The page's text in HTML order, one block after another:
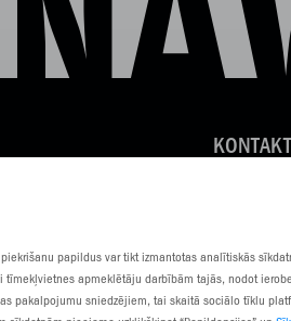
papildus var tikt izmantotas analītiskās
apmeklētāju darbībām tajās, nodot
pakalpojumu sniedzējiem, tai skaitā sociālo tīklu